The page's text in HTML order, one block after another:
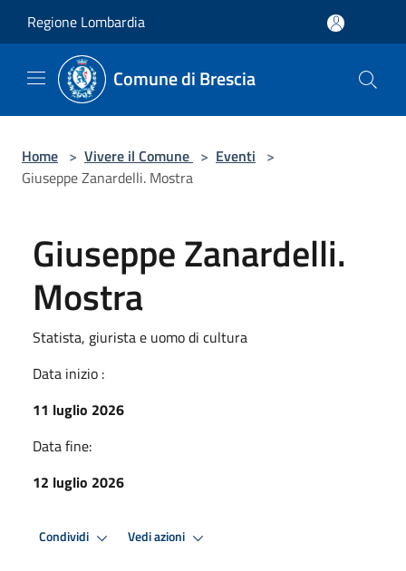
Regione Lombardia
Comune di Brescia
Home > Vivere il Comune > Eventi >
Giuseppe Zanardelli. Mostra
Giuseppe Zanardelli.
Mostra
Statista, giurista e uomo di cultura
Data inizio :
11 luglio 2026
Data fine:
12 luglio 2026
Condividi Vedi azioni